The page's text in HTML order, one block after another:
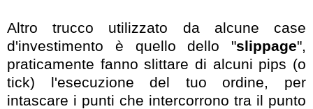
Altro trucco utilizzato da alcune case
d'investimento è quello dello "slippage",
praticamente fanno slittare di alcuni pips (o
tick) l'esecuzione del tuo ordine, per
intascare i punti che intercorrono tra il punto